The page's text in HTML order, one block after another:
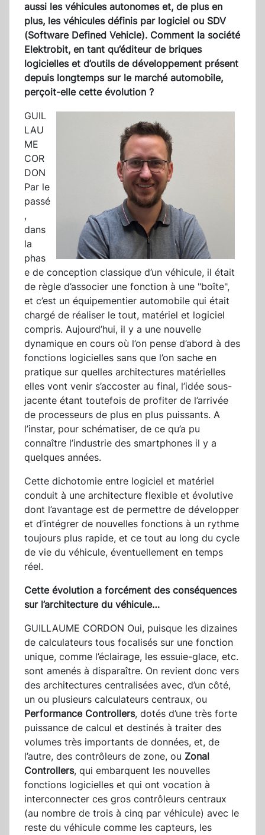
aussi les véhicules autonomes et, de plus en
plus, les véhicules définis par logiciel ou SDV
(Software Defined Vehicle). Comment la société
Elektrobit, en tant qu’éditeur de briques
logicielles et d’outils de développement présent
depuis longtemps sur le marché automobile,
perçoit-elle cette évolution ?
GUIL
LAU
ME
COR
DON
Par le
passé
,
dans
la
phas
e de conception classique d’un véhicule, il était
de règle d’associer une fonction à une "boîte",
et c’est un équipementier automobile qui était
chargé de réaliser le tout, matériel et logiciel
compris. Aujourd’hui, il y a une nouvelle
dynamique en cours où l’on pense d’abord à des
fonctions logicielles sans que l’on sache en
pratique sur quelles architectures matérielles
elles vont venir s’accoster au final, l’idée sous-
jacente étant toutefois de profiter de l’arrivée
de processeurs de plus en plus puissants. A
l’instar, pour schématiser, de ce qu’a pu
connaître l’industrie des smartphones il y a
quelques années.
Cette dichotomie entre logiciel et matériel
conduit à une architecture flexible et évolutive
dont l’avantage est de permettre de développer
et d’intégrer de nouvelles fonctions à un rythme
toujours plus rapide, et ce tout au long du cycle
de vie du véhicule, éventuellement en temps
réel.
Cette évolution a forcément des conséquences
sur l’architecture du véhicule…
GUILLAUME CORDON Oui, puisque les dizaines
de calculateurs tous focalisés sur une fonction
unique, comme l’éclairage, les essuie-glace, etc.
sont amenés à disparaître. On revient donc vers
des architectures centralisées avec, d’un côté,
un ou plusieurs calculateurs centraux, ou
Performance Controllers, dotés d’une très forte
puissance de calcul et destinés à traiter des
volumes très importants de données, et, de
l’autre, des contrôleurs de zone, ou Zonal
Controllers, qui embarquent les nouvelles
fonctions logicielles et qui ont vocation à
interconnecter ces gros contrôleurs centraux
(au nombre de trois à cinq par véhicule) avec le
reste du véhicule comme les capteurs, les